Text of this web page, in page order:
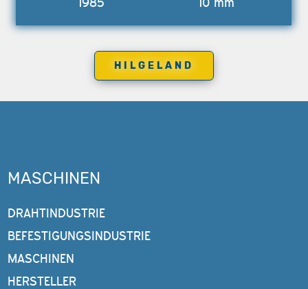
HILGELAND
MASCHINEN
DRAHTINDUSTRIE
BEFESTIGUNGSINDUSTRIE
MASCHINEN
HERSTELLER